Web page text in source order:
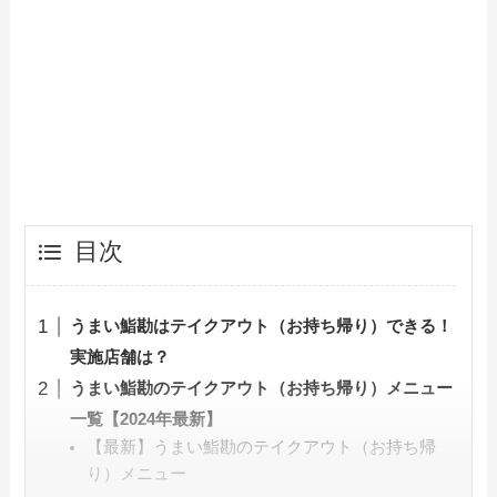
目次
うまい鮨勘はテイクアウト（お持ち帰り）できる！
実施店舗は？
うまい鮨勘のテイクアウト（お持ち帰り）メニュー
一覧【2024年最新】
【最新】うまい鮨勘のテイクアウト（お持ち帰
り）メニュー